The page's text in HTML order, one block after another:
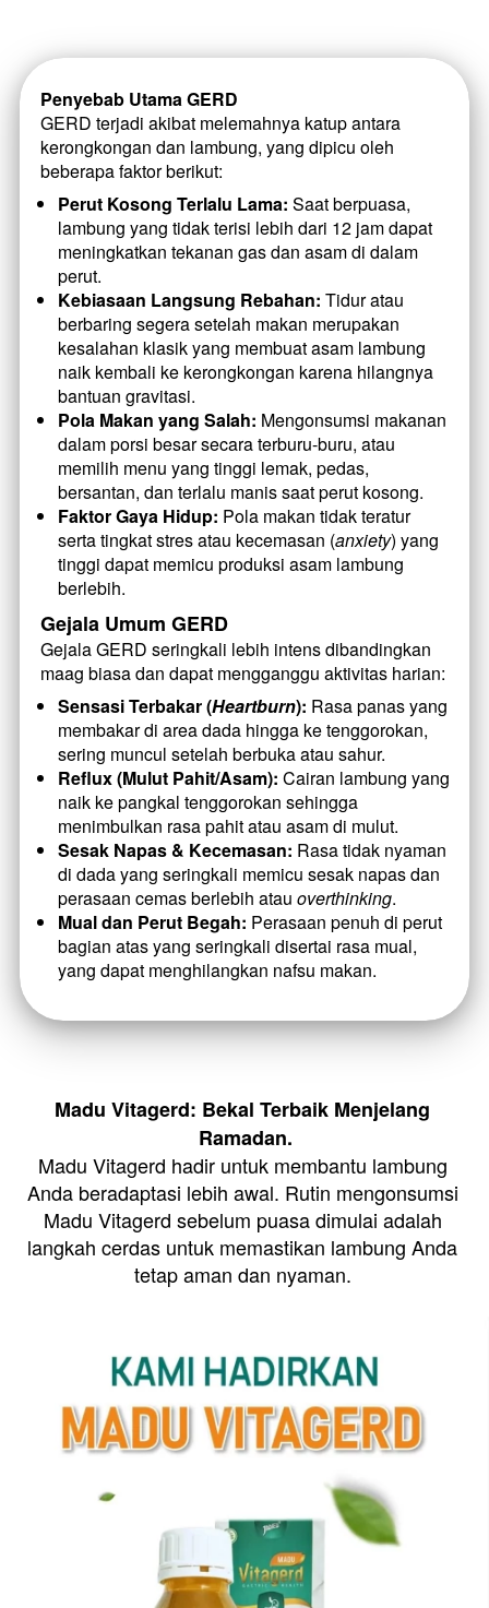
Penyebab Utama GERD
GERD terjadi akibat melemahnya katup antara
kerongkongan dan lambung, yang dipicu oleh
beberapa faktor berikut:
Perut Kosong Terlalu Lama: Saat berpuasa,
lambung yang tidak terisi lebih dari 12 jam dapat
meningkatkan tekanan gas dan asam di dalam
perut.
Kebiasaan Langsung Rebahan: Tidur atau
berbaring segera setelah makan merupakan
kesalahan klasik yang membuat asam lambung
naik kembali ke kerongkongan karena hilangnya
bantuan gravitasi.
Pola Makan yang Salah: Mengonsumsi makanan
dalam porsi besar secara terburu-buru, atau
memilih menu yang tinggi lemak, pedas,
bersantan, dan terlalu manis saat perut kosong.
Faktor Gaya Hidup: Pola makan tidak teratur
serta tingkat stres atau kecemasan (anxiety) yang
tinggi dapat memicu produksi asam lambung
berlebih.
Gejala Umum GERD
Gejala GERD seringkali lebih intens dibandingkan
maag biasa dan dapat mengganggu aktivitas harian:
Sensasi Terbakar (Heartburn): Rasa panas yang
membakar di area dada hingga ke tenggorokan,
sering muncul setelah berbuka atau sahur.
Reflux (Mulut Pahit/Asam): Cairan lambung yang
naik ke pangkal tenggorokan sehingga
menimbulkan rasa pahit atau asam di mulut.
Sesak Napas & Kecemasan: Rasa tidak nyaman
di dada yang seringkali memicu sesak napas dan
perasaan cemas berlebih atau overthinking.
Mual dan Perut Begah: Perasaan penuh di perut
bagian atas yang seringkali disertai rasa mual,
yang dapat menghilangkan nafsu makan.
Madu Vitagerd: Bekal Terbaik Menjelang
Ramadan.
Madu Vitagerd hadir untuk membantu lambung
Anda beradaptasi lebih awal. Rutin mengonsumsi
Madu Vitagerd sebelum puasa dimulai adalah
langkah cerdas untuk memastikan lambung Anda
tetap aman dan nyaman.